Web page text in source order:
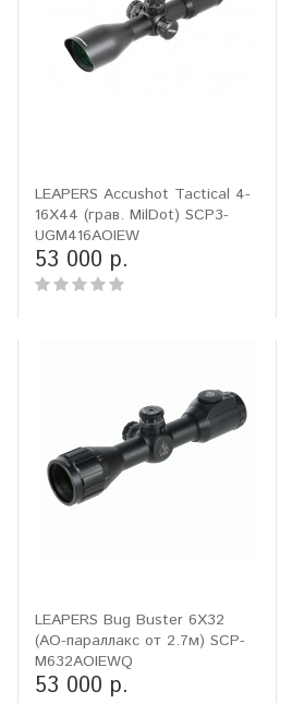
LEAPERS Accushot Tactical 4-
16X44 (грав. MilDot) SCP3-
UGM416AOIEW
53 000 р.
LEAPERS Bug Buster 6X32
(AO-параллакс от 2.7м) SCP-
M632AOIEWQ
53 000 р.